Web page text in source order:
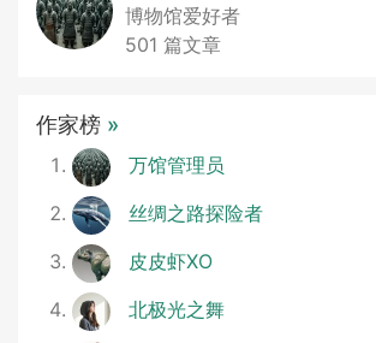
博物馆爱好者
501 篇文章
作家榜 »
万馆管理员
丝绸之路探险者
皮皮虾XO
北极光之舞